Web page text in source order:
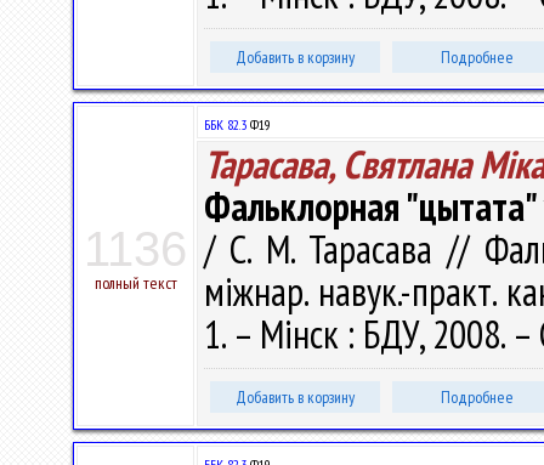
Добавить в корзину Подробнее
1136
полный текст
ББК 82.3 Ф19
Тарасава, Святлана
Фальклорная
/ С. М. Тарасава //
міжнар. навук.-практ.
1. – Мінск : БДУ, 2008.
Добавить в корзину Подробнее